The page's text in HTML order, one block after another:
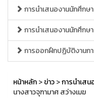
การนำเสนองานนักศึกษา
การนำเสนองานนักศึกษ
การออกฝึกปฏิบัติงานก
หน้าหลัก>ข่าว>การนำเส
นางสาวจุฑามาศ สว่างเมฆ